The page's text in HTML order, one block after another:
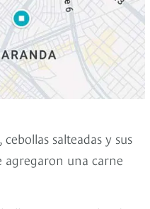
salteadas y sus
agregaron una carne